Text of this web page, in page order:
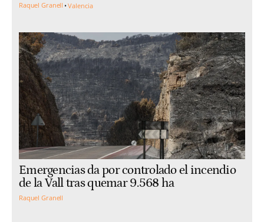
Raquel Granell Valencia
Emergencias da por controlado el incendio
de la Vall tras quemar 9.568 ha
Raquel Granell